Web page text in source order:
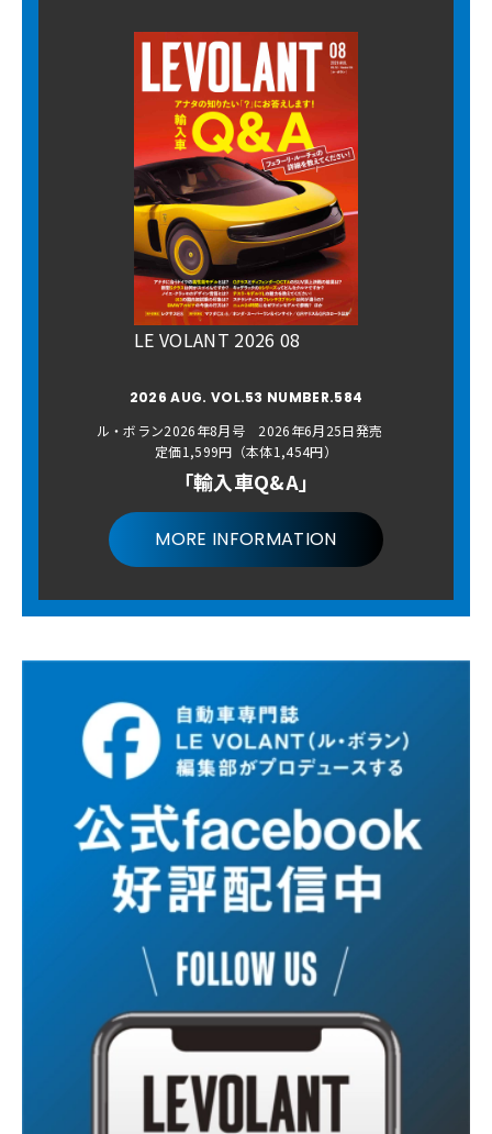
LE VOLANT 2026 08
2026 AUG. VOL.53 NUMBER.584
ル・ボラン2026年8月号 2026年6月25日発売
定価1,599円（本体1,454円）
「輸入車Q&A」
MORE INFORMATION